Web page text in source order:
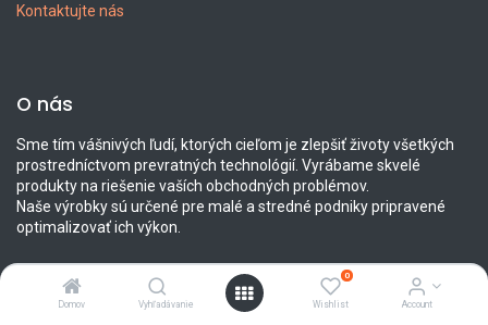
Domov Vyhľadávanie
0
Wishlist Account
Kontaktujte nás
O nás
Sme tím vášnivých ľudí, ktorých cieľom je zlepšiť životy všetkých
prostredníctvom prevratných technológií. Vyrábame skvelé
produkty na riešenie vaších obchodných problémov.
Naše výrobky sú určené pre malé a stredné podniky pripravené
optimalizovať ich výkon.